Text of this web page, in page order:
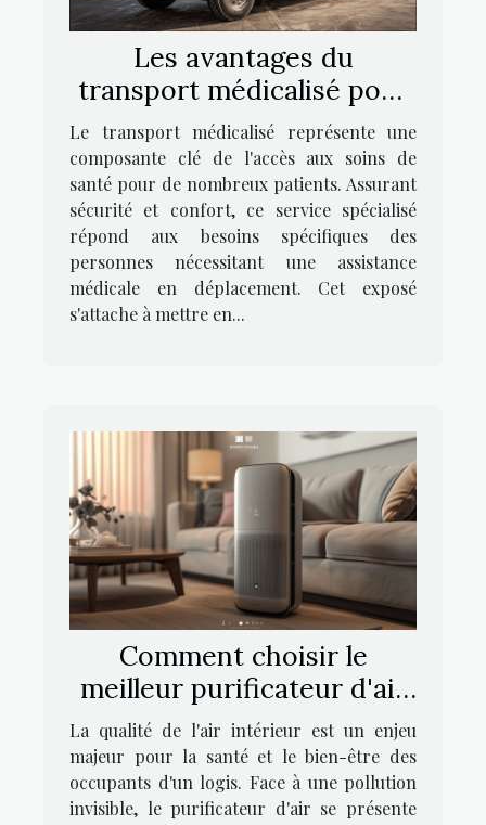
Les avantages du
transport médicalisé pour
les patients
Le transport médicalisé représente une
composante clé de l'accès aux soins de
santé pour de nombreux patients. Assurant
sécurité et confort, ce service spécialisé
répond aux besoins spécifiques des
personnes nécessitant une assistance
médicale en déplacement. Cet exposé
s'attache à mettre en...
Comment choisir le
meilleur purificateur d'air
pour votre foyer
La qualité de l'air intérieur est un enjeu
majeur pour la santé et le bien-être des
occupants d'un logis. Face à une pollution
invisible, le purificateur d'air se présente